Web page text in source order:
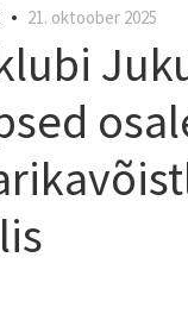
• 21. oktoober 2025